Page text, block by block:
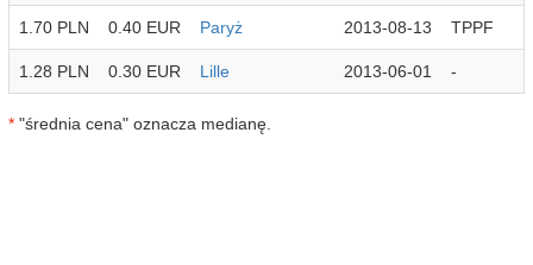
1.70 PLN 0.40 EUR Paryż 2013-08-13 TPPF
1.28 PLN 0.30 EUR Lille 2013-06-01 -
* "średnia cena" oznacza medianę.